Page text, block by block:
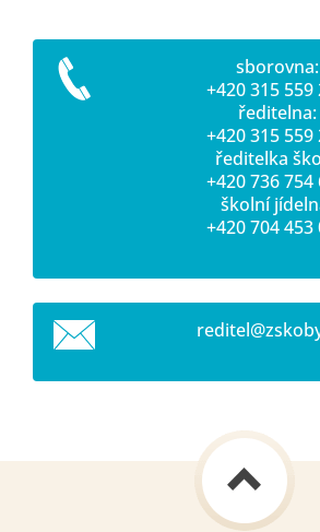
sborovna:
+420 315 559
ředitelna:
+420 315 559
ředitelka
+420 736 754
školní
+420 704 453
reditel@